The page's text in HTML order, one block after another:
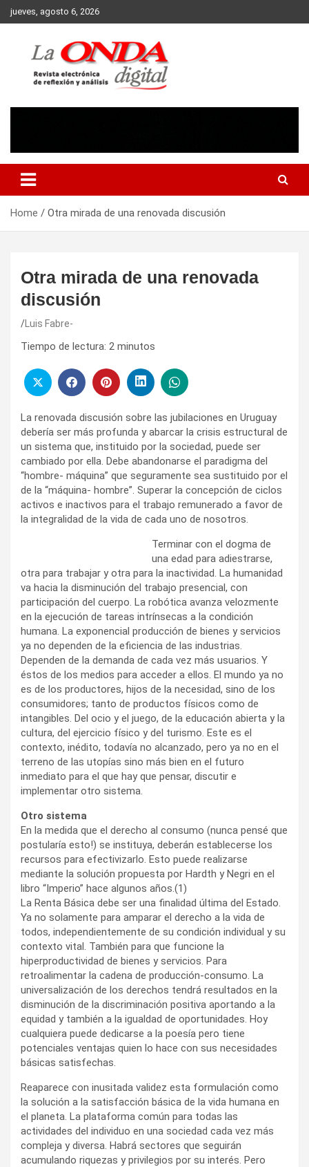
Skip
to
jueves, agosto 6, 2026
Home Otra mirada de una renovada discusión
Otra mirada de una renovada
discusión
Luis Fabre-
Tiempo de lectura: 2 minutos
La renovada discusión sobre las jubilaciones en Uruguay
debería ser más profunda y abarcar la crisis estructural de
un sistema que, instituido por la sociedad, puede ser
cambiado por ella. Debe abandonarse el paradigma del
“hombre- máquina” que seguramente sea sustituido por el
de la “máquina- hombre”. Superar la concepción de ciclos
activos e inactivos para el trabajo remunerado a favor de
la integralidad de la vida de cada uno de nosotros.
Terminar con el dogma de
una edad para adiestrarse,
otra para trabajar y otra para la inactividad. La humanidad
va hacia la disminución del trabajo presencial, con
participación del cuerpo. La robótica avanza velozmente
en la ejecución de tareas intrínsecas a la condición
humana. La exponencial producción de bienes y servicios
ya no dependen de la eficiencia de las industrias.
Dependen de la demanda de cada vez más usuarios. Y
éstos de los medios para acceder a ellos. El mundo ya no
es de los productores, hijos de la necesidad, sino de los
consumidores; tanto de productos físicos como de
intangibles. Del ocio y el juego, de la educación abierta y la
cultura, del ejercicio físico y del turismo. Este es el
contexto, inédito, todavía no alcanzado, pero ya no en el
terreno de las utopías sino más bien en el futuro
inmediato para el que hay que pensar, discutir e
implementar otro sistema.
Otro sistema
En la medida que el derecho al consumo (nunca pensé que
postularía esto!) se instituya, deberán establecerse los
recursos para efectivizarlo. Esto puede realizarse
mediante la solución propuesta por Hardth y Negri en el
libro “Imperio” hace algunos años.(1)
La Renta Básica debe ser una finalidad última del Estado.
Ya no solamente para amparar el derecho a la vida de
todos, independientemente de su condición individual y su
contexto vital. También para que funcione la
hiperproductividad de bienes y servicios. Para
retroalimentar la cadena de producción-consumo. La
universalización de los derechos tendrá resultados en la
disminución de la discriminación positiva aportando a la
equidad y también a la igualdad de oportunidades. Hoy
cualquiera puede dedicarse a la poesía pero tiene
potenciales ventajas quien lo hace con sus necesidades
básicas satisfechas.
Reaparece con inusitada validez esta formulación como
la solución a la satisfacción básica de la vida humana en
el planeta. La plataforma común para todas las
actividades del individuo en una sociedad cada vez más
compleja y diversa. Habrá sectores que seguirán
acumulando riquezas y privilegios por su interés. Pero